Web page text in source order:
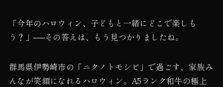
「今年のハロウィン、子どもと一緒にどこで楽しも
う？」──その答えは、もう見つかりましたね。
群馬県伊勢崎市の「ニクノトモシビ」で過ごす、家族み
んなが笑顔になれるハロウィン。A5ランク和牛の極上